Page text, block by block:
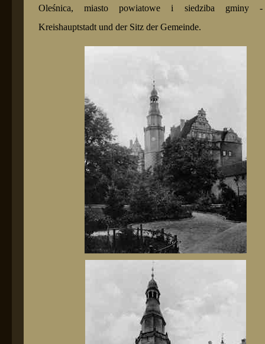
Oleśnica, miasto powiatowe i siedziba gminy
Kreishauptstadt und der Sitz der Gemeinde.